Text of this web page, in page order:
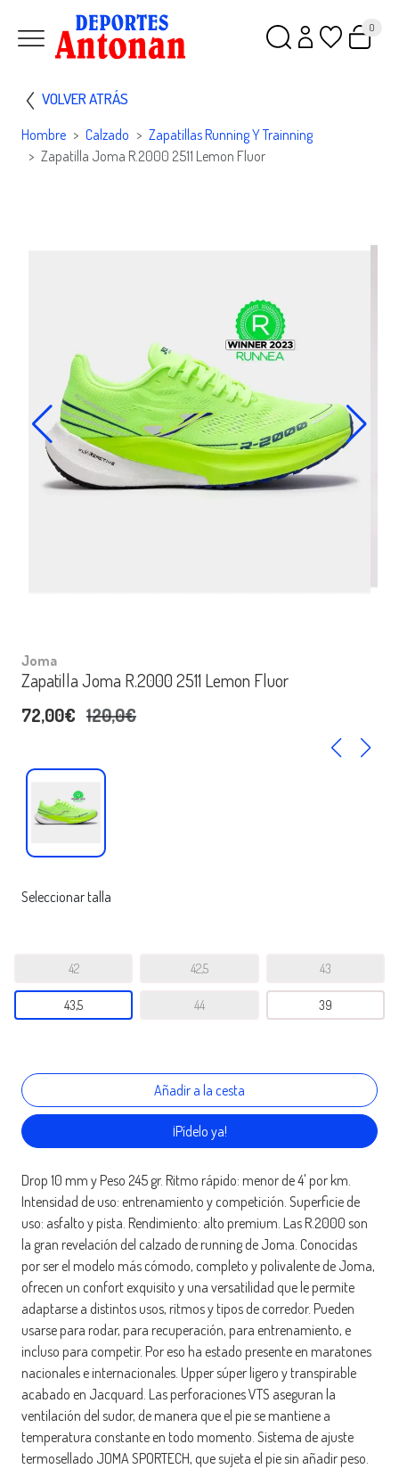
0
VOLVER ATRÁS
Hombre Calzado
Zapatillas Running Y Trainning
Zapatilla Joma R.2000 2511 Lemon Fluor
Joma
Zapatilla Joma R.2000 2511 Lemon Fluor
72,00€ 120,0€
Seleccionar talla
42 42,5 43
43,5 44 39
¡Pídelo ya!
Drop 10 mm y Peso 245 gr. Ritmo rápido: menor de 4' por km.
Intensidad de uso: entrenamiento y competición. Superficie de
uso: asfalto y pista. Rendimiento: alto premium. Las R.2000 son
la gran revelación del calzado de running de Joma. Conocidas
por ser el modelo más cómodo, completo y polivalente de Joma,
ofrecen un confort exquisito y una versatilidad que le permite
adaptarse a distintos usos, ritmos y tipos de corredor. Pueden
usarse para rodar, para recuperación, para entrenamiento, e
incluso para competir. Por eso ha estado presente en maratones
nacionales e internacionales. Upper súper ligero y transpirable
acabado en Jacquard. Las perforaciones VTS aseguran la
ventilación del sudor, de manera que el pie se mantiene a
temperatura constante en todo momento. Sistema de ajuste
termosellado JOMA SPORTECH, que sujeta el pie sin añadir peso.